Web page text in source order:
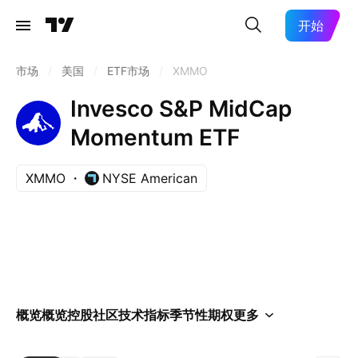
开始
市场 美国 ETF市场 XMMO
Invesco S&P MidCap
Momentum ETF
XMMO NYSE American
概览概览控股社区技术指标季节性期权更多